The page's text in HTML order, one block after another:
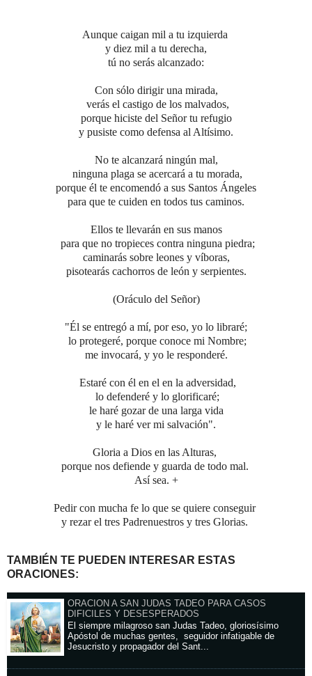
Aunque caigan mil a tu izquierda
y diez mil a tu derecha,
tú no serás alcanzado:
Con sólo dirigir una mirada,
verás el castigo de los malvados,
porque hiciste del Señor tu refugio
y pusiste como defensa al Altísimo.
No te alcanzará ningún mal,
ninguna plaga se acercará a tu morada,
porque él te encomendó a sus Santos Ángeles
para que te cuiden en todos tus caminos.
Ellos te llevarán en sus manos
para que no tropieces contra ninguna piedra;
caminarás sobre leones y víboras,
pisotearás cachorros de león y serpientes.
(Oráculo del Señor)
"Él se entregó a mí, por eso, yo lo libraré;
lo protegeré, porque conoce mi Nombre;
me invocará, y yo le responderé.
Estaré con él en el en la adversidad,
lo defenderé y lo glorificaré;
le haré gozar de una larga vida
y le haré ver mi salvación".
Gloria a Dios en las Alturas,
porque nos defiende y guarda de todo mal.
Así sea. +
Pedir con mucha fe lo que se quiere conseguir
y rezar el tres Padrenuestros y tres Glorias.
TAMBIÉN TE PUEDEN INTERESAR ESTAS
ORACIONES:
ORACION A SAN JUDAS TADEO PARA CASOS
DIFICILES Y DESESPERADOS
El siempre milagroso san Judas Tadeo, gloriosísimo
Apóstol de muchas gentes, seguidor infatigable de
Jesucristo y propagador del Sant...